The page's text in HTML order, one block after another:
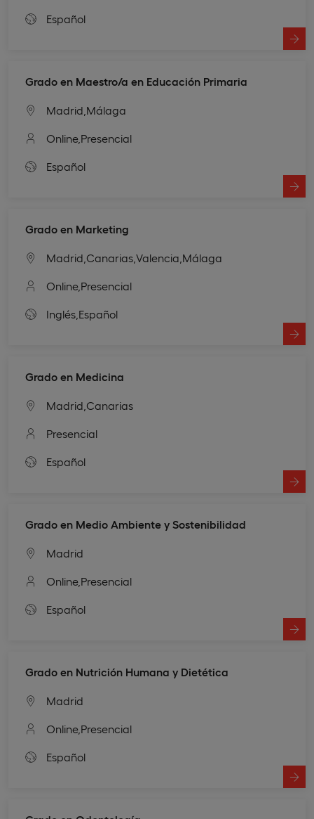
Español
Grado en Maestro/a en Educación Primaria
Madrid, Málaga
Online, Presencial
Español
Grado en Marketing
Madrid, Canarias, Valencia, Málaga
Online, Presencial
Inglés, Español
Grado en Medicina
Madrid, Canarias
Presencial
Español
Grado en Medio Ambiente y Sostenibilidad
Madrid
Online, Presencial
Español
Grado en Nutrición Humana y Dietética
Madrid
Online, Presencial
Español